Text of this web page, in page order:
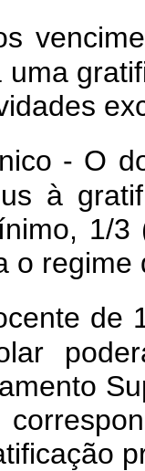
- O
à
1/
o regime
de